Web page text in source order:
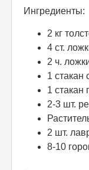
Ингредиенты:
2 кг
4 ст.
2 ч.
1 стакан
1 стакан
2-3 шт.
2 шт.
8-10